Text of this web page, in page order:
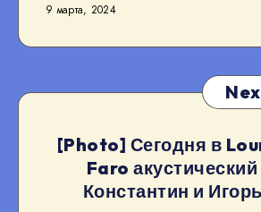
9 марта, 2024
[Photo] Сегодня в
Faro
Константин и